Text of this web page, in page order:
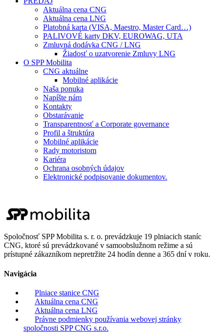
Aktuálna cena CNG
Aktuálna cena LNG
Platobná karta (VISA, Maestro, Master Card…)
PALIVOVÉ karty DKV, EUROWAG, UTA
Zmluvná dodávka CNG / LNG
Žiadosť o uzatvorenie Zmluvy LNG
O SPP Mobilita
CNG aktuálne
Mobilné aplikácie
Naša ponuka
Napíšte nám
Kontakty
Obstarávanie
Transparentnosť a Corporate governance
Profil a štruktúra
Mobilné aplikácie
Rady motoristom
Kariéra
Ochrana osobných údajov
Elektronické podpisovanie dokumentov.
Spoločnosť SPP Mobilita s. r. o. prevádzkuje 19 plniacich staníc
CNG, ktoré sú prevádzkované v samoobslužnom režime a sú
prístupné zákazníkom nepretržite 24 hodín denne a 365 dní v roku.
Navigácia
Plniace stanice CNG
Aktuálna cena CNG
Aktuálna cena LNG
Právne podmienky používania webovej stránky
spoločnosti SPP CNG s.r.o.